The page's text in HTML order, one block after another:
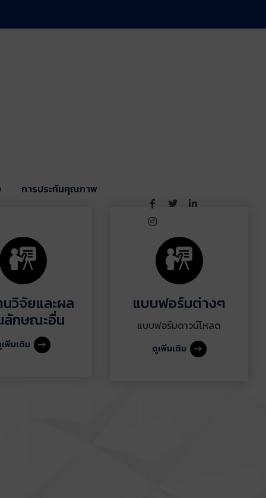
การประกันคุณภาพ
วิจัยและผล
ลักษณะอื่น
พิ่มเติม
แบบฟอร์มต่างๆ
แบบฟอร์มดาวน์โหลด
ดูเพิ่มเติม